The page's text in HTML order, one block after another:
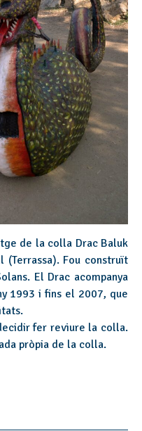
de la colla Drac Baluk
(Terrassa). Fou construït
El Drac acompanya
1993 i fins el 2007, que
fer reviure la colla.
pròpia de la colla.